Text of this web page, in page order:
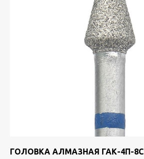
ГОЛОВКА АЛМАЗНАЯ ГАК-4П-8С